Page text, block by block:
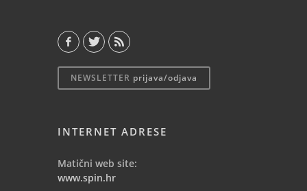
NEWSLETTER prijava/odjava
INTERNET ADRESE
Matični web site:
www.spin.hr